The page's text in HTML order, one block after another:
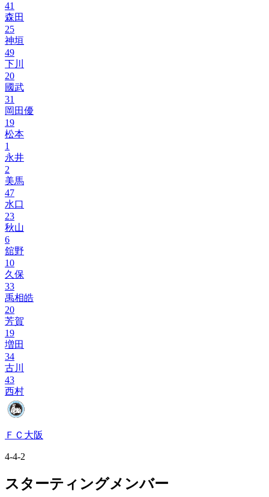
41
森田
25
神垣
49
下川
20
國武
31
岡田優
19
松本
1
永井
2
美馬
47
水口
23
秋山
6
舘野
10
久保
33
禹相皓
20
芳賀
19
増田
34
古川
43
西村
ＦＣ大阪
4-4-2
スターティングメンバー